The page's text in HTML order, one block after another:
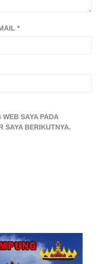
*
SAYA PADA
SAYA BERIKUTNYA.